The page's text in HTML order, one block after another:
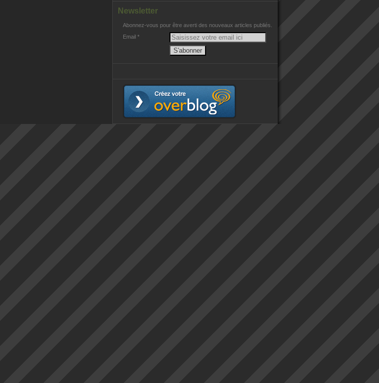
Newsletter
Abonnez-vous pour être averti des nouveaux articles publiés.
Email